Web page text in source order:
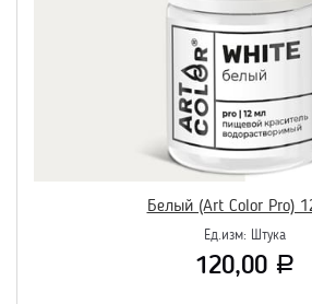
Белый (Art Color Pro)
Ед.изм: Штука
120,00 Р